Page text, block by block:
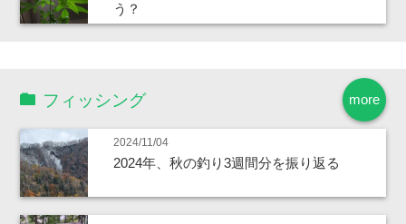
う？
more
フィッシング
2024/11/04
2024年、秋の釣り3週間分を振り返る